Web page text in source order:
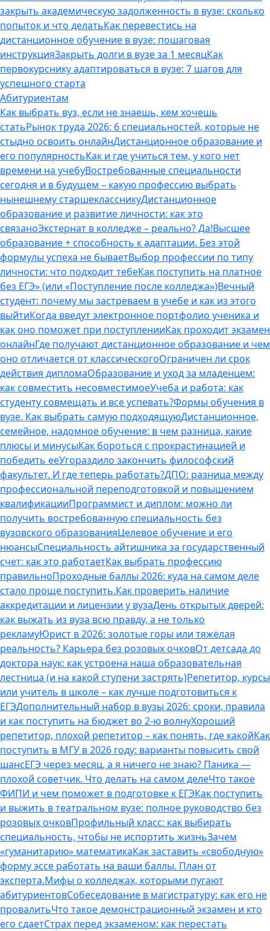
закрыть академическую задолженность в вузе: сколько
попыток и что делатьКак перевестись на
дистанционное обучение в вузе: пошаговая
инструкцияЗакрыть долги в вузе за 1 месяцКак
первокурснику адаптироваться в вузе: 7 шагов для
успешного старта
Абитуриентам
Как выбрать вуз, если не знаешь, кем хочешь
статьРынок труда 2026: 6 специальностей, которые не
стыдно освоить онлайнДистанционное образование и
его популярностьКак и где учиться тем, у кого нет
времени на учебуВостребованные специальности
сегодня и в будущем – какую профессию выбрать
нынешнему старшеклассникуДистанционное
образование и развитие личности: как это
связаноЭкстернат в колледже – реально? Да!Высшее
образование + способность к адаптации. Без этой
формулы успеха не бываетВыбор профессии по типу
личности: что подходит тебеКак поступить на платное
без ЕГЭ» (или «Поступление после колледжа»)Вечный
студент: почему мы застреваем в учебе и как из этого
выйтиКогда введут электронное портфолио ученика и
как оно поможет при поступленииКак проходит экзамен
онлайнГде получают дистанционное образование и чем
оно отличается от классическогоОграничен ли срок
действия дипломаОбразование и уход за младенцем:
как совместить несовместимоеУчеба и работа: как
студенту совмещать и все успевать?Формы обучения в
вузе. Как выбрать самую подходящуюДистанционное,
семейное, надомное обучение: в чем разница, какие
плюсы и минусыКак бороться с прокрастинацией и
победить ееУгораздило закончить философский
факультет. И где теперь работать?ДПО: разница между
профессиональной переподготовкой и повышением
квалификацииПрограммист и диплом: можно ли
получить востребованную специальность без
вузовского образованияЦелевое обучение и его
нюансыСпециальность айтишника за государственный
счет: как это работаетКак выбрать профессию
правильноПроходные баллы 2026: куда на самом деле
стало проще поступить.Как проверить наличие
аккредитации и лицензии у вузаДень открытых дверей:
как выжать из вуза всю правду, а не только
рекламуЮрист в 2026: золотые горы или тяжёлая
реальность? Карьера без розовых очковОт детсада до
доктора наук: как устроена наша образовательная
лестница (и на какой ступени застрять)Репетитор, курсы
или учитель в школе – как лучше подготовиться к
ЕГЭДополнительный набор в вузы 2026: сроки, правила
и как поступить на бюджет во 2‑ю волнуХороший
репетитор, плохой репетитор – как понять, где какойКак
поступить в МГУ в 2026 году: варианты повысить свой
шансЕГЭ через месяц, а я ничего не знаю? Паника —
плохой советчик. Что делать на самом делеЧто такое
ФИПИ и чем поможет в подготовке к ЕГЭКак поступить
и выжить в театральном вузе: полное руководство без
розовых очковПрофильный класс: как выбирать
специальность, чтобы не испортить жизньЗачем
«гуманитарию» математикаКак заставить «свободную»
форму эссе работать на ваши баллы. План от
эксперта.Мифы о колледжах, которыми пугают
абитуриентовСобеседование в магистратуру: как его не
провалитьЧто такое демонстрационный экзамен и кто
его сдаетСтрах перед экзаменом: как перестать